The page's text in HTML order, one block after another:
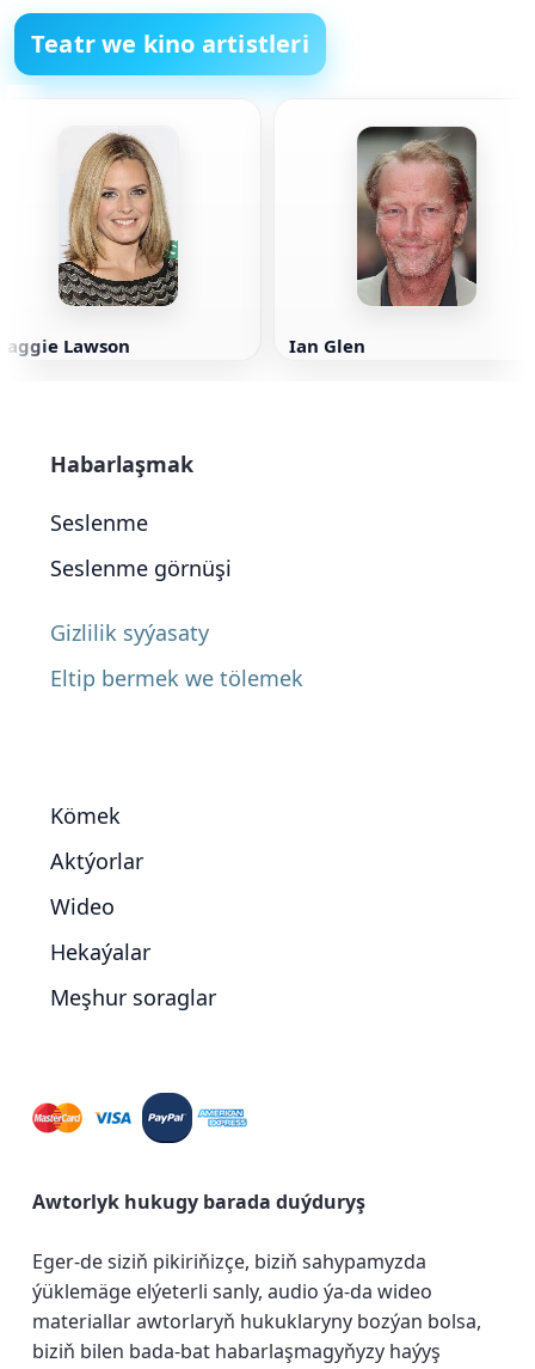
Teatr we kino artistleri
Lawson Ian Glen
Habarlaşmak
Seslenme
Seslenme görnüşi
Gizlilik syýasaty
Eltip bermek we tölemek
Kömek
Aktýorlar
Wideo
Hekaýalar
Meşhur soraglar
Awtorlyk hukugy barada duýduryş
Eger-de siziň pikiriňizçe, biziň sahypamyzda
ýüklemäge elýeterli sanly, audio ýa-da wideo
materiallar awtorlaryň hukuklaryny bozýan bolsa,
biziň bilen bada-bat habarlaşmagyňyzy haýyş